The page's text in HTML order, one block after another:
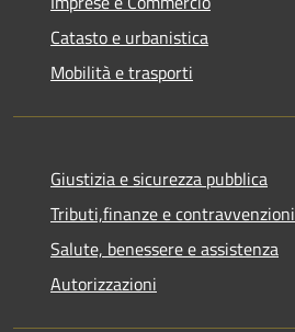
Catasto e urbanistica
Mobilità e trasporti
Giustizia e sicurezza pubblica
Tributi,finanze e contravvenzioni
Salute, benessere e assistenza
Autorizzazioni